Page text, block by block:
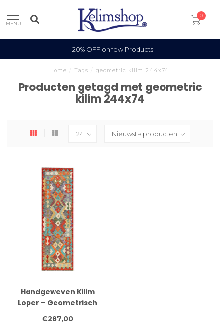
MENU
0
20% OFF on few Products
Home Tags geometric kilim 244x74
Producten getagd met geometric
kilim 244x74
Handgeweven Kilim
Loper – Geometrisch
Tribaal Design – 244x74
€287,00